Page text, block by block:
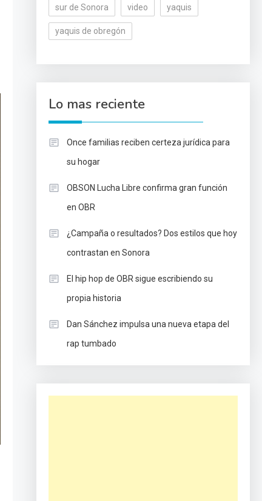
sur de Sonora video yaquis
yaquis de obregón
Lo mas reciente
Once familias reciben certeza jurídica para
su hogar
OBSON Lucha Libre confirma gran función
en OBR
¿Campaña o resultados? Dos estilos que hoy
contrastan en Sonora
El hip hop de OBR sigue escribiendo su
propia historia
Dan Sánchez impulsa una nueva etapa del
rap tumbado